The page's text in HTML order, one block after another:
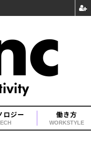
ロジー 働き方
WORKSTYLE